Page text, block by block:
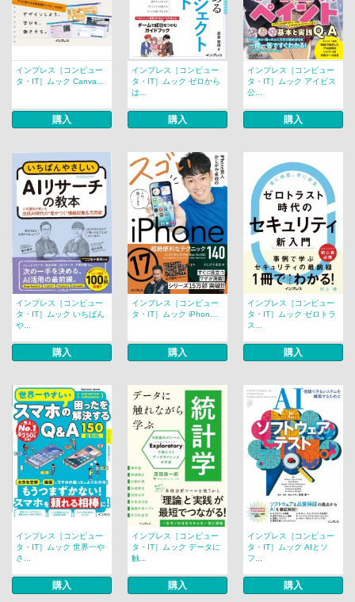
インプレス［コンピュー
タ・IT］ムック Canva...
購入
インプレス［コンピュー
タ・IT］ムック ゼロから
は...
購入
インプレス［コンピュー
タ・IT］ムック アイビス
公...
購入
インプレス［コンピュー
タ・IT］ムック いちばん
や...
購入
インプレス［コンピュー
タ・IT］ムック iPhon...
購入
インプレス［コンピュー
タ・IT］ムック ゼロトラ
ス...
購入
インプレス［コンピュー
タ・IT］ムック 世界一や
さ...
購入
インプレス［コンピュー
タ・IT］ムック データに
触...
購入
インプレス［コンピュー
タ・IT］ムック AIとソ
フ...
購入